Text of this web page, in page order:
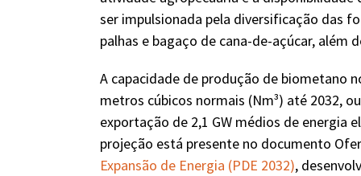
ser impulsionada pela diversificação das
palhas e bagaço de cana-de-açúcar, além
A capacidade de produção de biometano
metros cúbicos normais (Nm³) até 2032,
exportação de 2,1 GW médios de energia
projeção está presente no documento
Expansão de Energia (PDE 2032),